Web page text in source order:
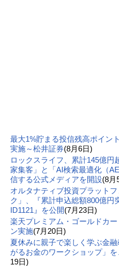
最大1%貯まる投信残高ポイン
実施～松井証券(8月6日)
ロックスライフ、累計145億円
家集客」と「AI検索最適化（
信する公式メディアを開設(8月
オルタナティブ投資プラット
ク」、『累計申込総額800億円
ID1121』を公開(7月23日)
楽天プレミアム・ゴールドカ
ン実施(7月20日)
夏休みに親子で楽しく学ぶ金
がるお金のワークショップ」
19日)